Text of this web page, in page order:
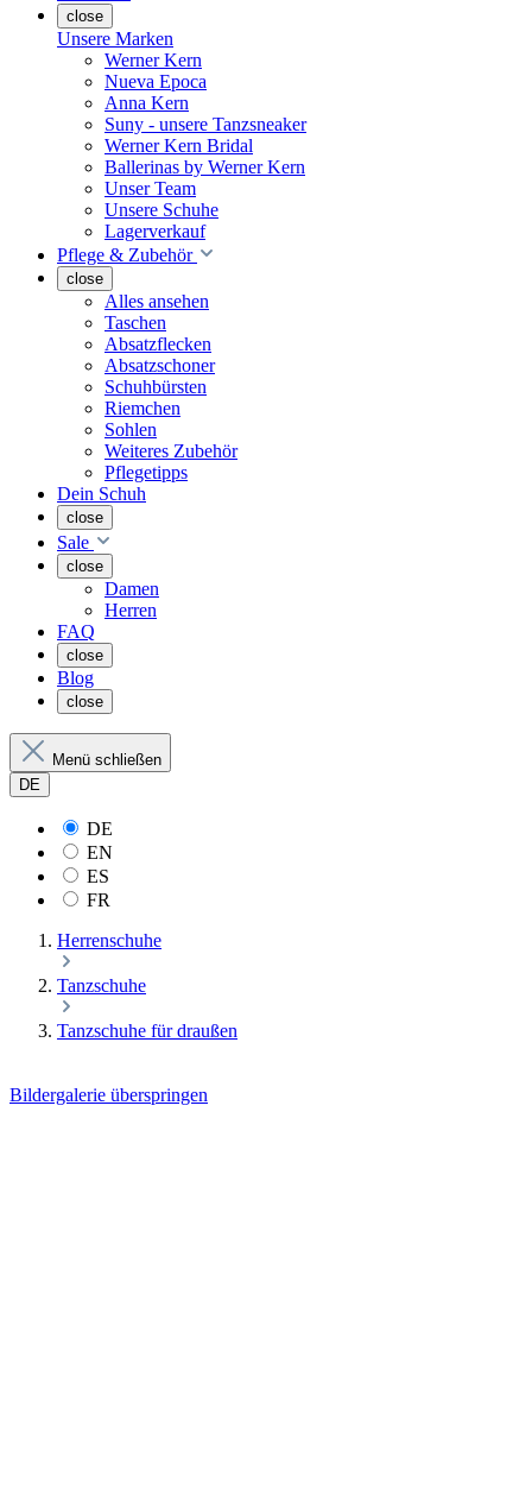
close
Unsere Marken
Werner Kern
Nueva Epoca
Anna Kern
Suny - unsere Tanzsneaker
Werner Kern Bridal
Ballerinas by Werner Kern
Unser Team
Unsere Schuhe
Lagerverkauf
Pflege & Zubehör
close
Alles ansehen
Taschen
Absatzflecken
Absatzschoner
Schuhbürsten
Riemchen
Sohlen
Weiteres Zubehör
Pflegetipps
Dein Schuh
close
Sale
close
Damen
Herren
FAQ
close
Blog
close
Menü schließen
DE
DE
EN
ES
FR
Herrenschuhe
Tanzschuhe
Tanzschuhe für draußen
Bildergalerie überspringen